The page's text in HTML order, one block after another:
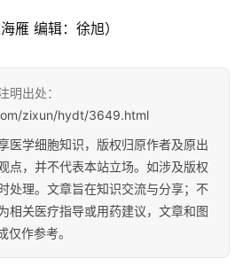
雁 编辑：徐旭）
明出处：
zixun/hydt/3649.html
医学细胞知识，版权归原作者及原出
点，并不代表本站立场。如涉及版权
处理。文章旨在知识交流与分享；不
相关医疗指导或用药建议，文章和图
仅作参考。